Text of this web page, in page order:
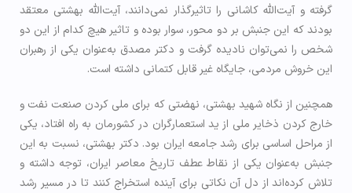
گرفته و آیت‌الله کاشانی را تاثیرگذار نمی‌دانند، آیت‌الله بهشتی معتقد
بودند که این جنبش بر دو محور، سوار بوده و تاثیر هیچ کدام از این دو
شخص را نمی‌توان نادیده گرفت و دکتر مصدق به‌عنوان یکی از رهبران
این خروش مردمی، جایگاه غیر قابل کتمانی داشته است.
همچنین از نگاه شهید بهشتی، نهضتی که برای ملی کردن صنعت نفت و
خارج کردن ذخایر ملی از ید استعمارگران در کشورمان به راه افتاد، یکی
از مراحل اساسی برای رشد جامعه ایران بود. دکتر بهشتی، نسبت به این
جنبش به‌عنوان یکی از نقاط عطف تاریخ معاصر ایران، توجه داشته و
تلاش کرده‌اند از دل آن نکاتی برای آینده استخراج کنند تا در مسیر رشد